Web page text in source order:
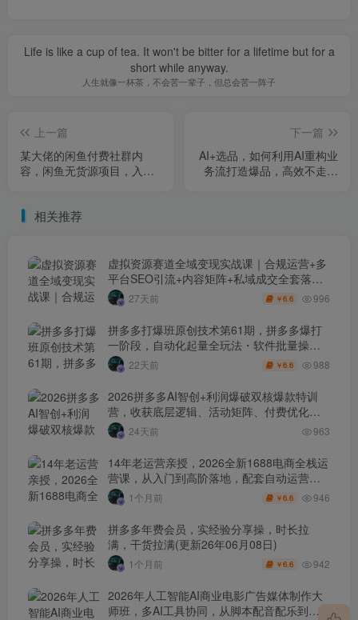
Life is like a cup of tea. It won't be bitter for a lifetime but for a
short while anyway.
人生就像一杯茶，不会苦一辈子，但总会苦一阵子
上一篇
某大佬的闲鱼付费社群内
容，闲鱼无货源项目，入门
下一篇
AI+选品，如何利用AI重构业
务流打造爆品，高效不走弯
相关推荐
虚拟资源赛道全域变现实战课｜合规运营+多
平台SEO引流+内容矩阵+私域成交全套落地
玩法27天前 ￥6.6 996
拼多多打爆班原创技术第61期，拼多多爆打
一阶段，自动化起量全玩法・软件批量操
作・投产优化・大促矩阵实战课
22天前 ￥6.6 988
2026拼多多AI智创+利润爆破双核爆款特训
营，收获底层逻辑、活动矩阵、付费优化、
0-1打爆SOP
24天前 963
14年老运营亲授，2026全新1688电商全栈运
营课，从入门到高阶落地，配套自动运营表
+工具包+直播诊断等
1个月前 ￥6.6 946
拼多多年费会员，实经验分享操，时长拉
满，干货拉满(更新26年06月08日)
1个月前 ￥6.6 942
2026年人工智能AI商业电影广告媒体制作大
师班，多AI工具协同，从脚本配音配乐到电